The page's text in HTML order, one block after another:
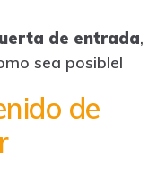
de entrada,
sea posible!
de